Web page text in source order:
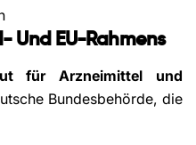
Und EU-Rahmens
für Arzneimittel und
Bundesbehörde, die